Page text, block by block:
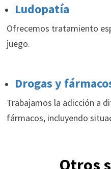
Ludopatía
Ofrecemos tratamiento
juego.
Drogas y
Trabajamos la adicción a
fármacos, incluyendo
Otros